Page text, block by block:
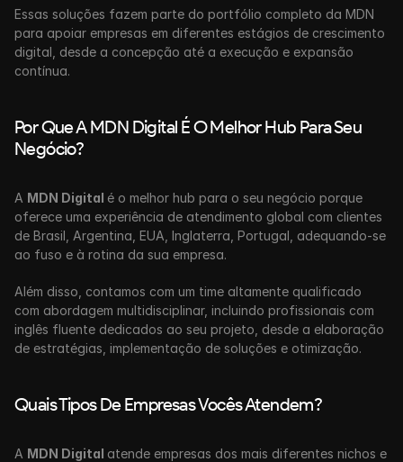
Essas soluções fazem parte do portfólio completo da MDN
para apoiar empresas em diferentes estágios de crescimento
digital, desde a concepção até a execução e expansão
contínua.
Por Que A MDN Digital É O Melhor Hub Para Seu
Negócio?
A MDN Digital é o melhor hub para o seu negócio porque
oferece uma experiência de atendimento global com clientes
de Brasil, Argentina, EUA, Inglaterra, Portugal, adequando-se
ao fuso e à rotina da sua empresa.
Além disso, contamos com um time altamente qualificado
com abordagem multidisciplinar, incluindo profissionais com
inglês fluente dedicados ao seu projeto, desde a elaboração
de estratégias, implementação de soluções e otimização.
Quais Tipos De Empresas Vocês Atendem?
A MDN Digital atende empresas dos mais diferentes nichos e